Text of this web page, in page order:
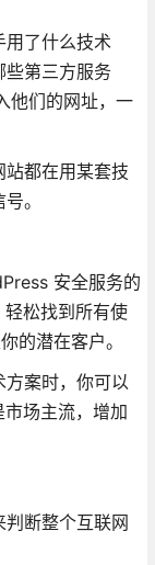
用了什么技术
些第三方服务
他们的网址，一
都在用某套技
。
安全服务的
松找到所有使
的潜在客户。
案时，你可以
场主流，增加
断整个互联网